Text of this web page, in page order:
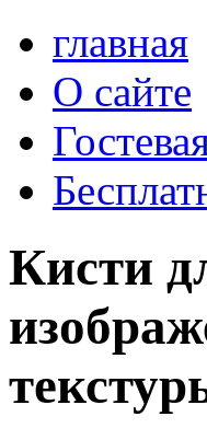
главная
О сайте
Кисти